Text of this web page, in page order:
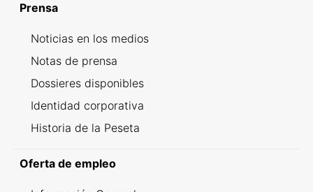
Prensa
Noticias en los medios
Notas de prensa
Dossieres disponibles
Identidad corporativa
Historia de la Peseta
Oferta de empleo